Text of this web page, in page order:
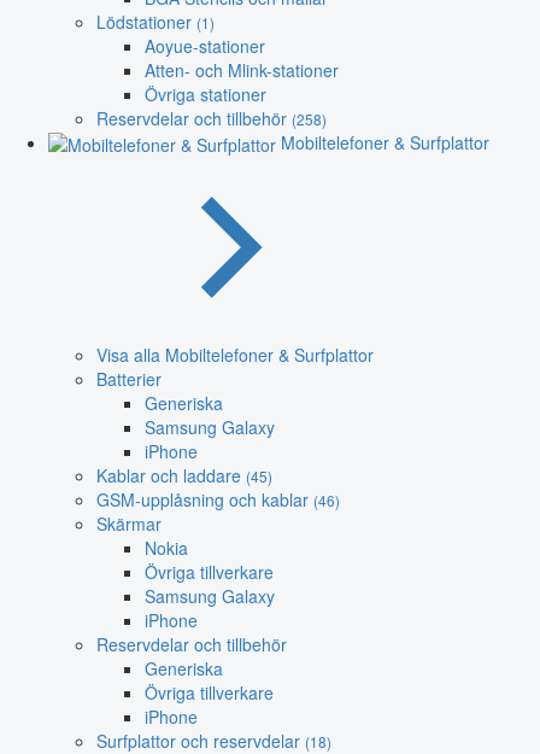
Lödstationer (1)
Aoyue-stationer
Atten- och Mlink-stationer
Övriga stationer
Reservdelar och tillbehör (258)
Mobiltelefoner & Surfplattor
Visa alla Mobiltelefoner & Surfplattor
Batterier
Generiska
Samsung Galaxy
iPhone
Kablar och laddare (45)
GSM-upplåsning och kablar (46)
Skärmar
Nokia
Övriga tillverkare
Samsung Galaxy
iPhone
Reservdelar och tillbehör
Generiska
Övriga tillverkare
iPhone
Surfplattor och reservdelar (18)